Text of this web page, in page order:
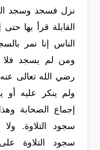
نزل فسجد وسجد
القابلة قرأ بها
الناس إنا نمر
ومن لم يسجد فلا
رضي الله تعالى
ولم ينكر عليه
إجماع الصحابة
سجود التلاوة.
سجود التلاوة